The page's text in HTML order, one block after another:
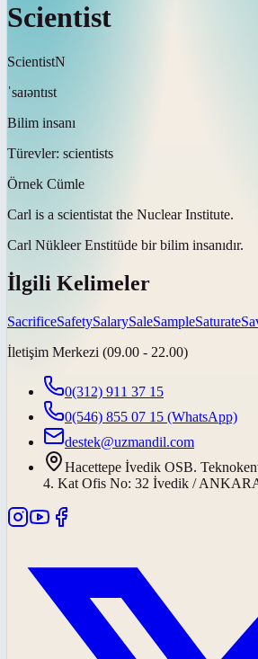
Scientist
ScientistN
ˈsaɪəntɪst
Bilim insanı
Türevler: scientists
Örnek Cümle
Carl is a scientistat the Nuclear Institute.
Carl Nükleer Enstitüde bir bilim insanıdır.
İlgili Kelimeler
SacrificeSafetySalarySaleSampleSaturate
İletişim Merkezi (09.00 - 22.00)
0(312) 911 37 15
0(546) 855 07 15 (WhatsApp)
destek@uzmandil.com
Hacettepe İvedik OSB.
4. Kat Ofis No: 32 İvedik /